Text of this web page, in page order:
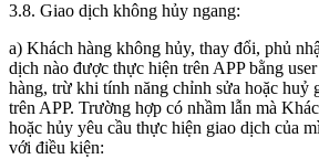
3.8. Giao dịch không hủy ngang:
a) Khách hàng không hủy, thay đổi, phủ
dịch nào được thực hiện trên APP bằng
hàng, trừ khi tính năng chỉnh sửa hoặc huỷ
trên APP. Trường hợp có nhầm lẫn mà
hoặc hủy yêu cầu thực hiện giao dịch của
với điều kiện: